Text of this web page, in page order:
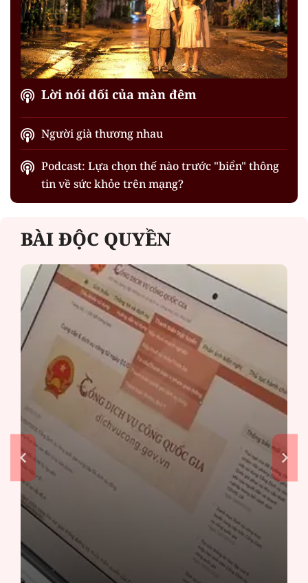
Lời nói dối của màn đêm
Người già thương nhau
Podcast: Lựa chọn thế nào trước "biển" thông
tin về sức khỏe trên mạng?
BÀI ĐỘC QUYỀN